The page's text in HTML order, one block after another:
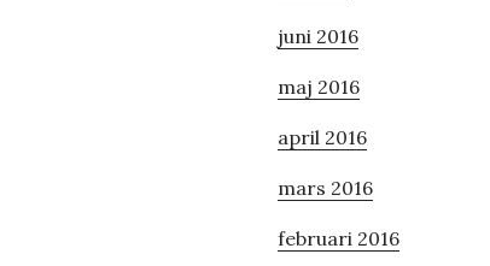
juni 2016
maj 2016
april 2016
mars 2016
februari 2016